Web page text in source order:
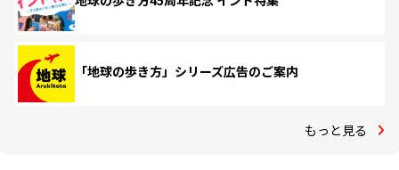
「地球の歩き方」シリーズ広告のご案内
もっと見る